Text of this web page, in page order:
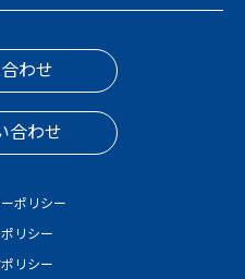
わせ
合わせ
ポリシー
リシー
リシー